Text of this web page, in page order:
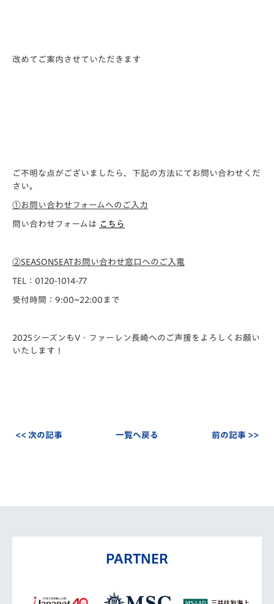
改めてご案内させていただきます
ご不明な点がございましたら、下記の方法にてお問い合わせくだ
さい。
①お問い合わせフォームへのご入力
問い合わせフォームは こちら
②SEASONSEATお問い合わせ窓口へのご入電
TEL：0120-1014-77
受付時間：9:00~22:00まで
2025シーズンもV・ファーレン長崎へのご声援をよろしくお願い
いたします！
<< 次の記事 一覧へ戻る 前の記事 >>
PARTNER